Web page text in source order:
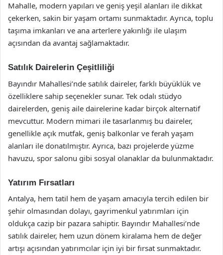
Mahalle, modern yapıları ve geniş yeşil alanları ile dikkat
çekerken, sakin bir yaşam ortamı sunmaktadır. Ayrıca, toplu
taşıma imkanları ve ana arterlere yakınlığı ile ulaşım
açısından da avantaj sağlamaktadır.
Satılık Dairelerin Çeşitliliği
Bayındır Mahallesi’nde satılık daireler, farklı büyüklük ve
özelliklere sahip seçenekler sunar. Tek odalı stüdyo
dairelerden, geniş aile dairelerine kadar birçok alternatif
mevcuttur. Modern mimari ile tasarlanmış bu daireler,
genellikle açık mutfak, geniş balkonlar ve ferah yaşam
alanları ile donatılmıştır. Ayrıca, bazı projelerde yüzme
havuzu, spor salonu gibi sosyal olanaklar da bulunmaktadır.
Yatırım Fırsatları
Antalya, hem tatil hem de yaşam amacıyla tercih edilen bir
şehir olmasından dolayı, gayrimenkul yatırımları için
oldukça cazip bir pazara sahiptir. Bayındır Mahallesi’nde
satılık daireler, hem uzun dönem kiralama hem de değer
artışı açısından yatırımcılar için iyi bir fırsat sunmaktadır.